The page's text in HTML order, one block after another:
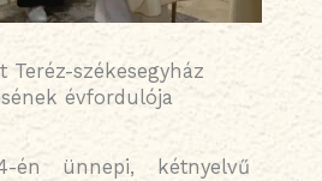
Teréz-székesegyház
évfordulója
ünnepi, kétnyelvű